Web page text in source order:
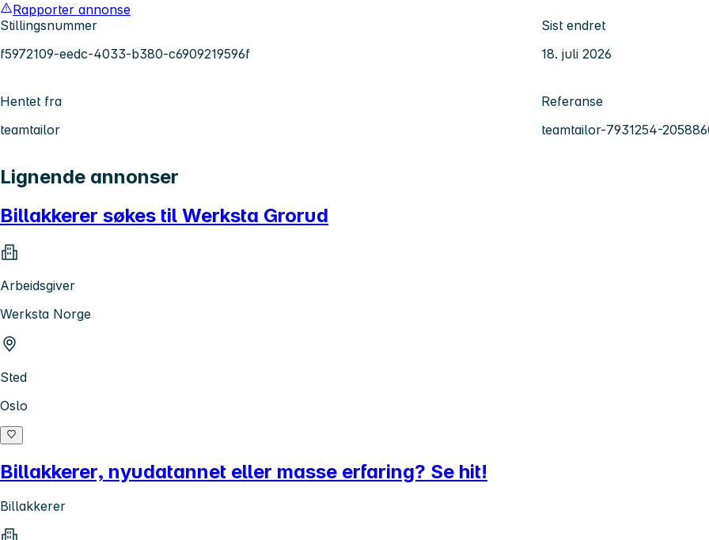
Rapporter annonse
Stillingsnummer
f5972109-eedc-4033-b380-c6909219596f
Sist endret
18. juli 2026
Hentet fra
teamtailor
Referanse
teamtailor-7931254-
Lignende annonser
Billakkerer søkes til Werksta Grorud
Arbeidsgiver
Werksta Norge
Sted
Oslo
Billakkerer, nyudatannet eller masse erfaring? Se hit!
Billakkerer